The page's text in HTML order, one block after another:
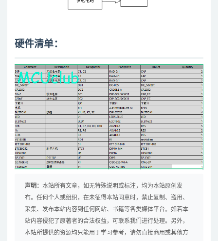
硬件清单：
声明： 本站所有文章，如无特殊说明或标注，均为本站原创发
布。任何个人或组织，在未征得本站同意时，禁止复制、盗用、
采集、发布本站内容到任何网站、书籍等各类媒体平台。如若本
站内容侵犯了原著者的合法权益，可联系我们进行处理。另外，
本站所提供的资源均只能用于学习参考，请勿直接商用或其他方